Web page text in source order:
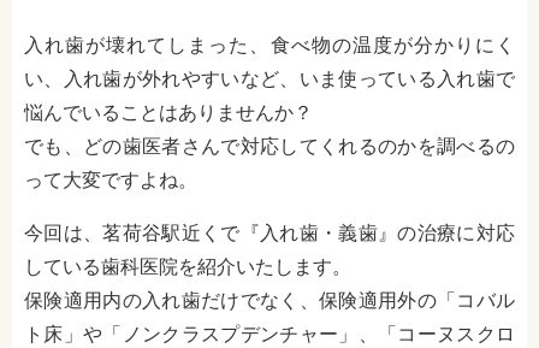
入れ歯が壊れてしまった、食べ物の温度が分かりにく
い、入れ歯が外れやすいなど、いま使っている入れ歯で
悩んでいることはありませんか？
でも、どの歯医者さんで対応してくれるのかを調べるの
って大変ですよね。
今回は、茗荷谷駅近くで『入れ歯・義歯』の治療に対応
している歯科医院を紹介いたします。
保険適用内の入れ歯だけでなく、保険適用外の「コバル
ト床」や「ノンクラスプデンチャー」、「コーヌスクロ